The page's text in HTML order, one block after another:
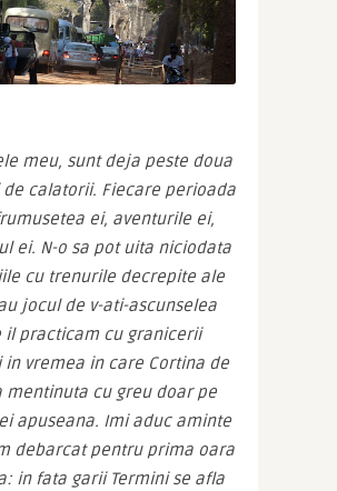
meu, sunt deja peste doua
calatorii. Fiecare perioada
ei, aventurile ei,
ei. N-o sa pot uita niciodata
cu trenurile decrepite ale
jocul de v-ati-ascunselea
il practicam cu granicerii
in vremea in care Cortina de
mentinuta cu greu doar pe
apuseana. Imi aduc aminte
debarcat pentru prima oara
in fata garii Termini se afla